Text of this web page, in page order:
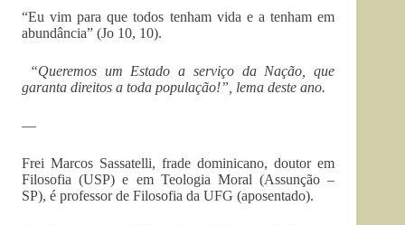
“Eu vim para que todos tenham vida e a tenham em
abundância” (Jo 10, 10).
“Queremos um Estado a serviço da Nação, que
garanta direitos a toda população!”, lema deste ano.
—
Frei Marcos Sassatelli, frade dominicano, doutor em
Filosofia (USP) e em Teologia Moral (Assunção –
SP), é professor de Filosofia da UFG (aposentado).